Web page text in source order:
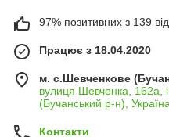
97% позитивних з 139
Працює з 18.04.2020
м. с.Шевченкове
вулиця Шевченка, 162а,
(Бучанський р-н), Україна
Контакти